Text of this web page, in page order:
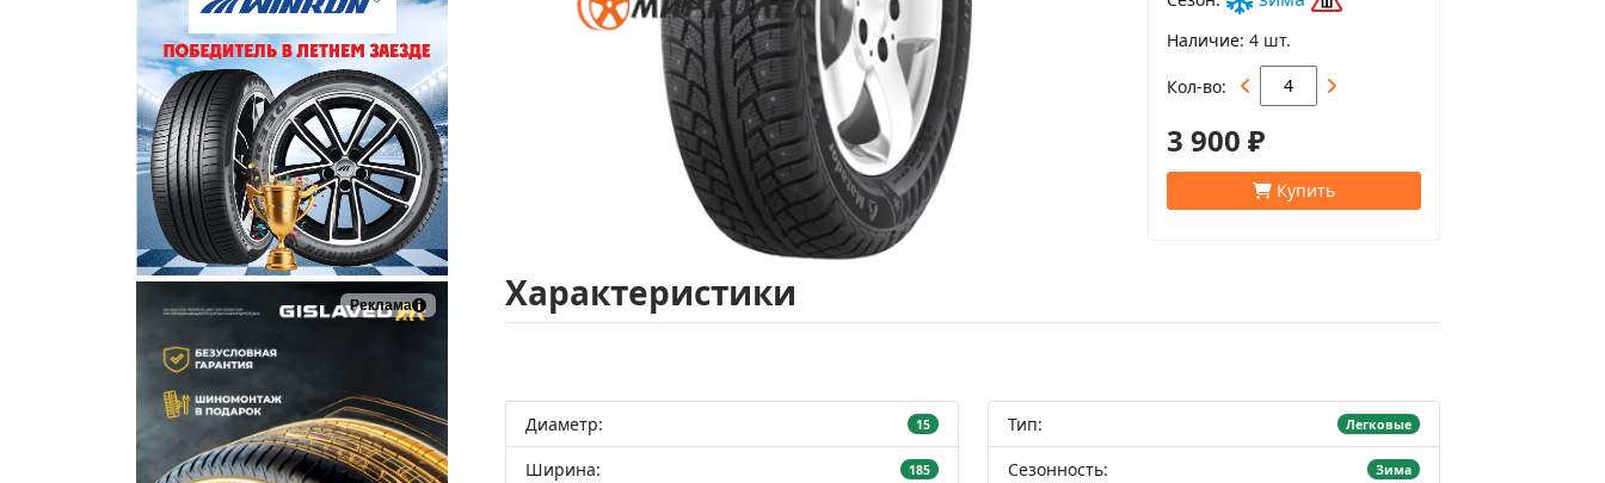
Реклама
Наличие 4 шт.
Кол-во
3 900 ₽
Купить
Характеристики
Диаметр: 15
Ширина: 185
Тип: Легковые
Сезонность: Зима